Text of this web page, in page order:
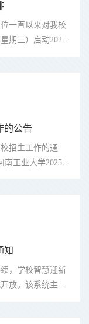
一直以来对我校
期三）启动2025
的公告
招生工作的通
工业大学2025年
知
，学校智慧迎新
放。该系统主要